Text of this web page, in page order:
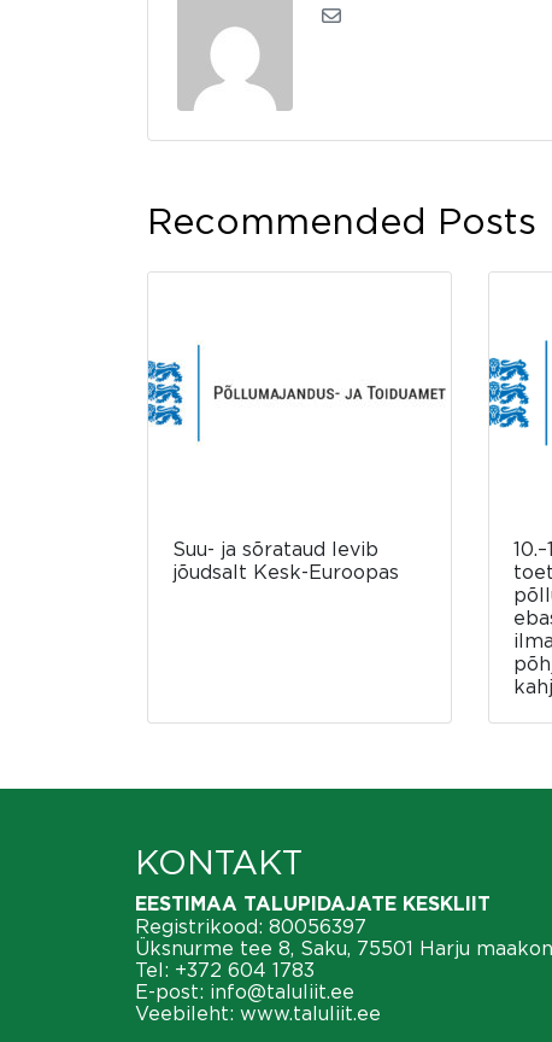
Recommended Posts
Suu- ja sõrataud levib
jõudsalt Kesk-Euroopas
KONTAKT
EESTIMAA TALUPIDAJATE KESKLIIT
Registrikood: 80056397
Üksnurme tee 8, Saku, 75501 Harju
Tel: +372 604 1783
E-post: info@taluliit.ee
Veebileht: www.taluliit.ee